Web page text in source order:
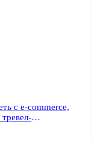
с e-commerce,